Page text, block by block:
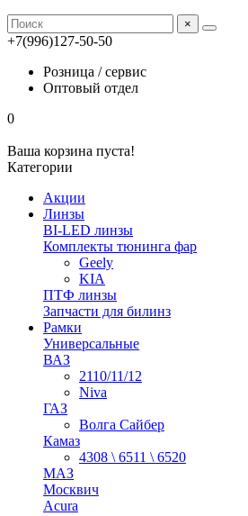
×
+7(996)127-50-50
Розница / сервис
Оптовый отдел
0
Ваша корзина пуста!
Категории
Акции
Линзы
BI-LED линзы
Комплекты тюнинга фар
Geely
KIA
ПТФ линзы
Запчасти для билинз
Рамки
Универсальные
ВАЗ
2110/11/12
Niva
ГАЗ
Волга Сайбер
Камаз
4308 \ 6511 \ 6520
МАЗ
Москвич
Acura